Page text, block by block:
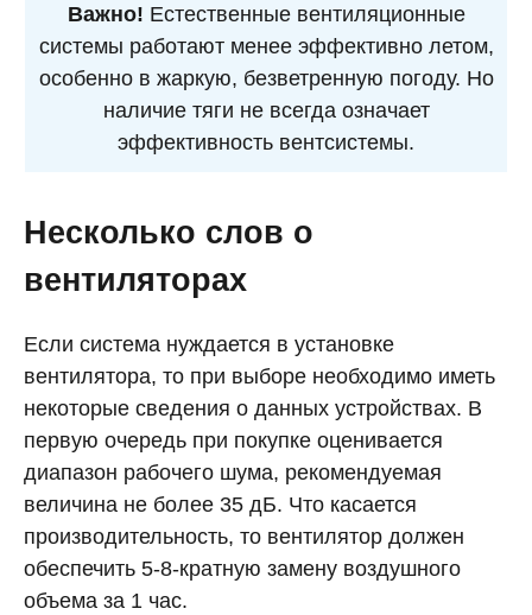
Важно! Естественные вентиляционные
системы работают менее эффективно летом,
особенно в жаркую, безветренную погоду. Но
наличие тяги не всегда означает
эффективность вентсистемы.
Несколько слов о
вентиляторах
Если система нуждается в установке
вентилятора, то при выборе необходимо иметь
некоторые сведения о данных устройствах. В
первую очередь при покупке оценивается
диапазон рабочего шума, рекомендуемая
величина не более 35 дБ. Что касается
производительность, то вентилятор должен
обеспечить 5-8-кратную замену воздушного
объема за 1 час.